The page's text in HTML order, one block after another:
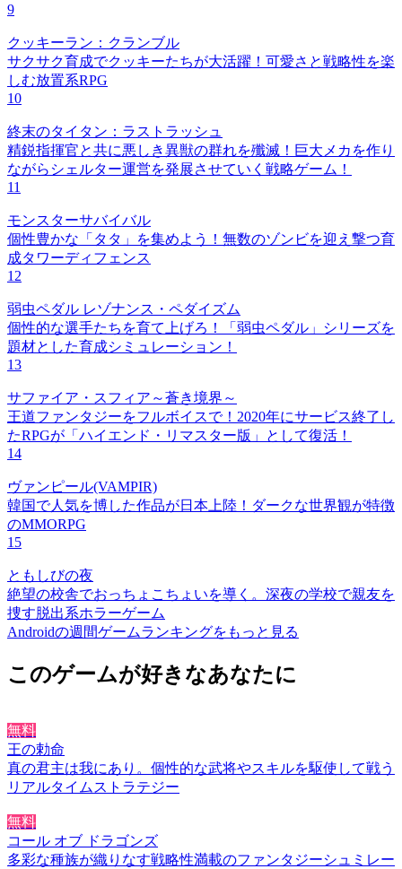
9
クッキーラン：クランブル
サクサク育成でクッキーたちが大活躍！可愛さと戦略性を楽
しむ放置系RPG
10
終末のタイタン：ラストラッシュ
精鋭指揮官と共に悪しき異獣の群れを殲滅！巨大メカを作り
ながらシェルター運営を発展させていく戦略ゲーム！
11
モンスターサバイバル
個性豊かな「タタ」を集めよう！無数のゾンビを迎え撃つ育
成タワーディフェンス
12
弱虫ペダル レゾナンス・ペダイズム
個性的な選手たちを育て上げろ！「弱虫ペダル」シリーズを
題材とした育成シミュレーション！
13
サファイア・スフィア～蒼き境界～
王道ファンタジーをフルボイスで！2020年にサービス終了し
たRPGが「ハイエンド・リマスター版」として復活！
14
ヴァンピール(VAMPIR)
韓国で人気を博した作品が日本上陸！ダークな世界観が特徴
のMMORPG
15
ともしびの夜
絶望の校舎でおっちょこちょいを導く。深夜の学校で親友を
捜す脱出系ホラーゲーム
Androidの週間ゲームランキングをもっと見る
このゲームが好きなあなたに
無料
王の勅命
真の君主は我にあり。個性的な武将やスキルを駆使して戦う
リアルタイムストラテジー
無料
コール オブ ドラゴンズ
多彩な種族が織りなす戦略性満載のファンタジーシュミレー